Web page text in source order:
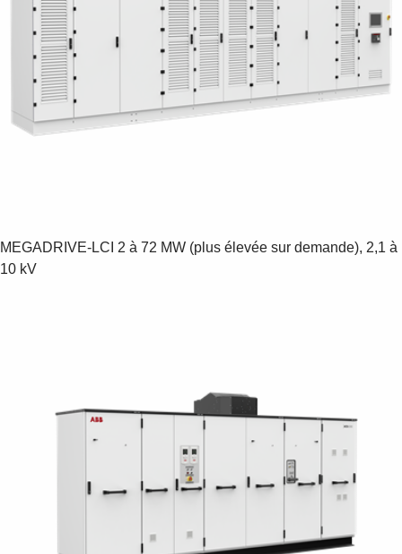
MEGADRIVE-LCI 2 à 72 MW (plus élevée sur demande), 2,1 à
10 kV